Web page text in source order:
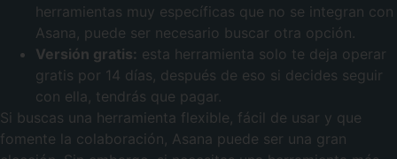
herramientas muy específicas que no se integran con
Asana, puede ser necesario buscar otra opción.
Versión gratis: esta herramienta solo te deja operar
gratis por 14 días, después de eso si decides seguir
con ella, tendrás que pagar.
Si buscas una herramienta flexible, fácil de usar y que
fomente la colaboración, Asana puede ser una gran